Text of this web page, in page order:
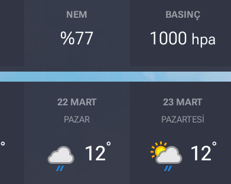
NEM
%77
BASINÇ
1000 hpa
°
22 MART
PAZAR
12°
23 MART
PAZARTESI
12°